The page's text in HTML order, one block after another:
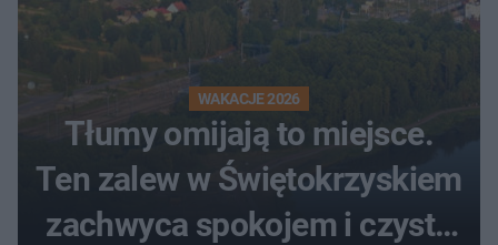
WAKACJE 2026
Tłumy omijają to miejsce.
Ten zalew w Świętokrzyskiem
zachwyca spokojem i czystą